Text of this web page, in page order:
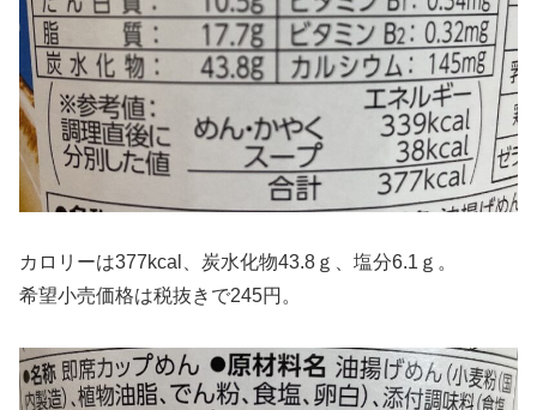
カロリーは377kcal、炭水化物43.8ｇ、塩分6.1ｇ。
希望小売価格は税抜きで245円。